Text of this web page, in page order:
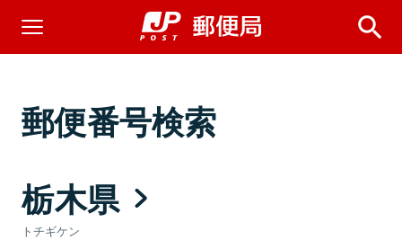
郵便番号検索
栃木県
トチギケン